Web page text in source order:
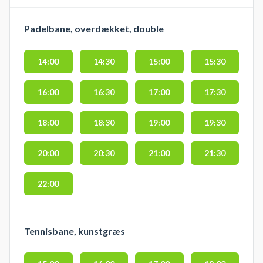
Padelbane, overdækket, double
14:00 14:30 15:00 15:30
16:00 16:30 17:00 17:30
18:00 18:30 19:00 19:30
20:00 20:30 21:00 21:30
22:00
Tennisbane, kunstgræs